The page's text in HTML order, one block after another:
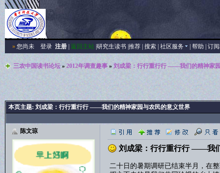
»您尚未 登录 注册| 返回主站| 研究生读书| 推荐| 搜索| 社区服务 帮助 订
三农中国读书论坛» 2012年调查趣事» 刘成梁：行行重行行 ——我们的精神家
本页主题: 刘成梁：行行重行行 ——我们的精神家园与农民的意义世界
陈文琼
刘成梁：行行重行行 ——我
二十日的暑期调研已结束半月，在